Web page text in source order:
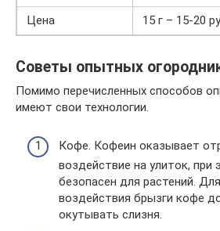
Цена 15 г – 15-20
Советы опытных
Помимо перечисленных способов
имеют свои технологии.
Кофе. Кофеин оказывает
воздействие на улиток, при
безопасен для растений.
воздействия брызги кофе
окутывать слизня.